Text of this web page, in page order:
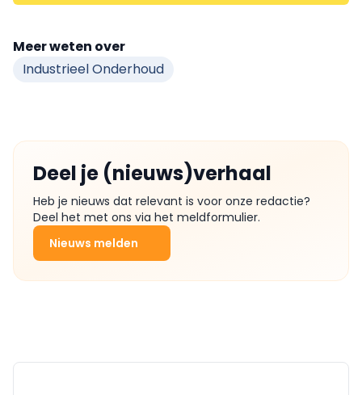
Meer weten over
Industrieel Onderhoud
Deel je (nieuws)verhaal
Heb je nieuws dat relevant is voor onze redactie?
Deel het met ons via het meldformulier.
Nieuws melden